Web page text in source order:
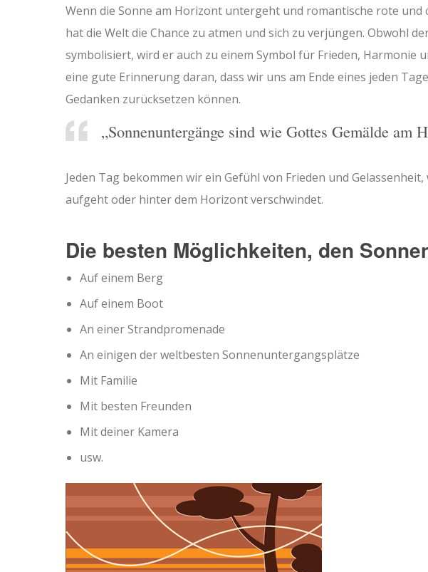
Wenn die Sonne am Horizont untergeht und romantische rote
hat die Welt die Chance zu atmen und sich zu verjüngen. Obwohl
symbolisiert, wird er auch zu einem Symbol für Frieden, Harmonie
eine gute Erinnerung daran, dass wir uns am Ende eines jeden
Gedanken zurücksetzen können.
„Sonnenuntergänge sind wie Gottes Gemälde am
Jeden Tag bekommen wir ein Gefühl von Frieden und
aufgeht oder hinter dem Horizont verschwindet.
Die besten Möglichkeiten, den
Auf einem Berg
Auf einem Boot
An einer Strandpromenade
An einigen der weltbesten Sonnenuntergangsplätze
Mit Familie
Mit besten Freunden
Mit deiner Kamera
usw.